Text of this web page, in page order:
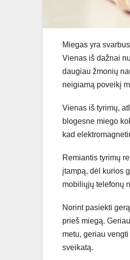
Miegas yra
Vienas iš dažnai
daugiau žmonių
neigiamą poveikį
Vienas iš tyrimų,
blogesne miego
kad
Remiantis tyrimų
įtampą, dėl kurios
mobiliųjų telefonų
Norint pasiekti
prieš miegą.
metu, geriau
sveikatą.